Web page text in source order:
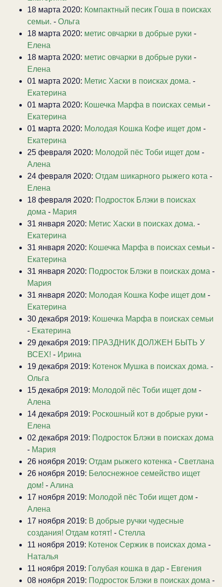
18 марта 2020: Компактный песик Гоша в поисках
семьи. - Ольга
18 марта 2020: метис овчарки в добрые руки -
Елена
18 марта 2020: метис овчарки в добрые руки -
Елена
01 марта 2020: Метис Хаски в поисках дома. -
Екатерина
01 марта 2020: Кошечка Марфа в поисках семьи -
Екатерина
01 марта 2020: Молодая Кошка Кофе ищет дом -
Екатерина
25 февраля 2020: Молодой пёс Тоби ищет дом -
Алена
24 февраля 2020: Отдам шикарного рыжего кота -
Елена
18 февраля 2020: Подросток Блэки в поисках
дома - Мария
31 января 2020: Метис Хаски в поисках дома. -
Екатерина
31 января 2020: Кошечка Марфа в поисках семьи -
Екатерина
31 января 2020: Подросток Блэки в поисках дома -
Мария
31 января 2020: Молодая Кошка Кофе ищет дом -
Екатерина
30 декабря 2019: Кошечка Марфа в поисках семьи
- Екатерина
29 декабря 2019: ПРАЗДНИК ДОЛЖЕН БЫТЬ У
ВСЕХ! - Ирина
19 декабря 2019: Котенок Мушка в поисках дома. -
Ольга
15 декабря 2019: Молодой пёс Тоби ищет дом -
Алена
14 декабря 2019: Роскошный кот в добрые руки -
Елена
02 декабря 2019: Подросток Блэки в поисках дома
- Мария
26 ноября 2019: Отдам рыжего котенка - Светлана
26 ноября 2019: Белоснежное семейство ищет
дом! - Алина
17 ноября 2019: Молодой пёс Тоби ищет дом -
Алена
17 ноября 2019: В добрые ручки чудесные
создания! Отдам котят! - Стелла
11 ноября 2019: Котенок Сержик в поисках дома -
Наталья
11 ноября 2019: Голубая кошка в дар - Евгения
08 ноября 2019: Подросток Блэки в поисках дома -